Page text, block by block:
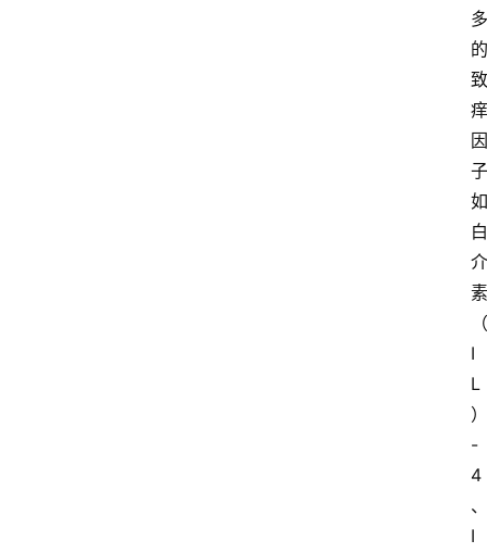
多
的
致
痒
因
子
如
白
介
素
（
I
L
）
-
4
、
I